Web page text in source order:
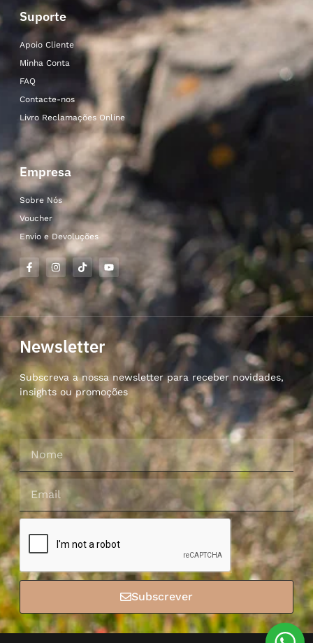
Suporte
Apoio Cliente
Minha Conta
FAQ
Contacte-nos
Livro Reclamações Online
Empresa
Sobre Nós
Voucher
Envio e Devoluções
Newsletter
Subscreva a nossa newsletter para receber novidades,
insights ou promoções
Subscrever